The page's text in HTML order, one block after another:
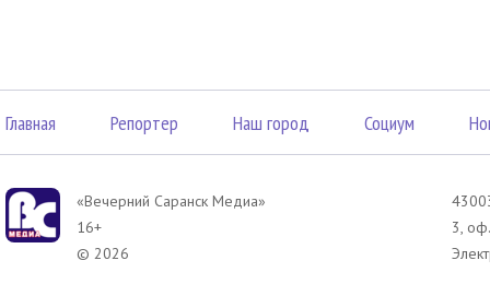
Главная Репортер Наш город Социум
«Вечерний Саранск Mедиа»
16+
© 2026
3,